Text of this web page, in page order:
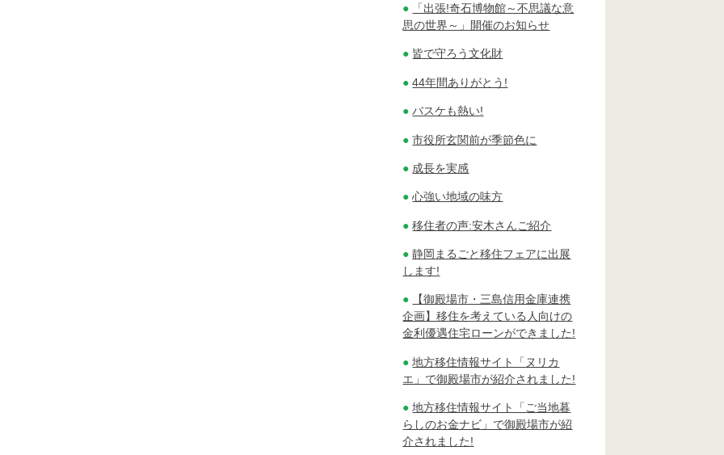
「出張!奇石博物館～不思議な意
思の世界～」開催のお知らせ
皆で守ろう文化財
44年間ありがとう!
バスケも熱い!
市役所玄関前が季節色に
成長を実感
心強い地域の味方
移住者の声:安木さんご紹介
静岡まるごと移住フェアに出展
します!
【御殿場市・三島信用金庫連携
企画】移住を考えている人向けの
金利優遇住宅ローンができました!
地方移住情報サイト「ヌリカ
エ」で御殿場市が紹介されました!
地方移住情報サイト「ご当地暮
らしのお金ナビ」で御殿場市が紹
介されました!